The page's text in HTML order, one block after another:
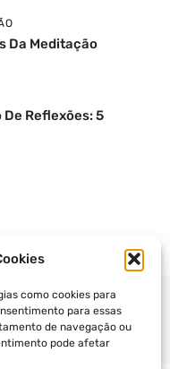
como cookies para
para essas
de navegação ou
pode afetar
Da Meditação
Reflexões: 5
DE USO